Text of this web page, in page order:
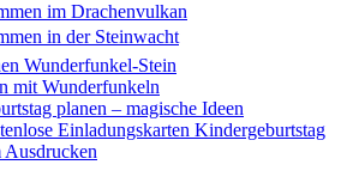
im Drachenvulkan
in der Steinwacht
Wunderfunkel-Stein
mit Wunderfunkeln
planen – magische Ideen
Einladungskarten Kindergeburtstag
Ausdrucken